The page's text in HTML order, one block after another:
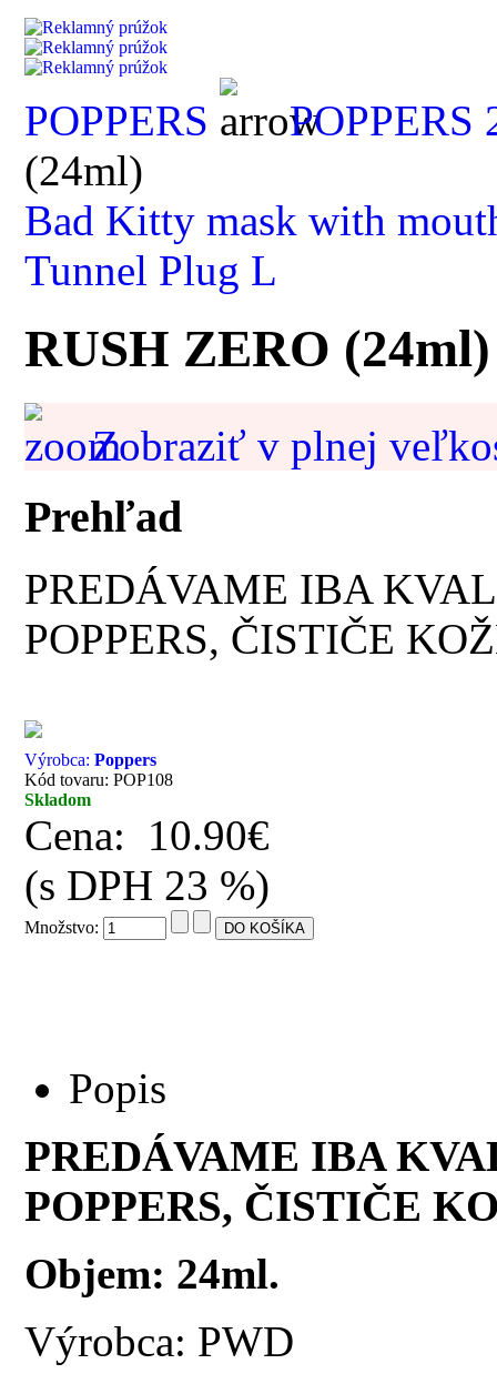
POPPERS
POPPERS
(24ml)
Bad Kitty mask with
Tunnel Plug L
RUSH ZERO (24ml)
Zobraziť v plnej
Prehľad
PREDÁVAME IBA
POPPERS, ČISTIČE
Výrobca:Poppers
Kód tovaru: POP108
Skladom
Cena:
10.90€
(s DPH 23 %)
Množstvo:
Popis
PREDÁVAME IBA
POPPERS, ČISTIČE
Objem: 24ml.
Výrobca: PWD